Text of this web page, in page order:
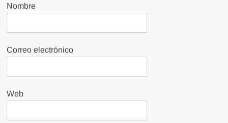
Nombre
Correo electrónico
Web